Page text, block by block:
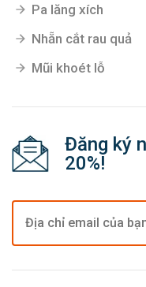
Pa lăng xích
Nhẵn cắt rau quả
Mũi khoét lỗ
Đăng ký
20%!